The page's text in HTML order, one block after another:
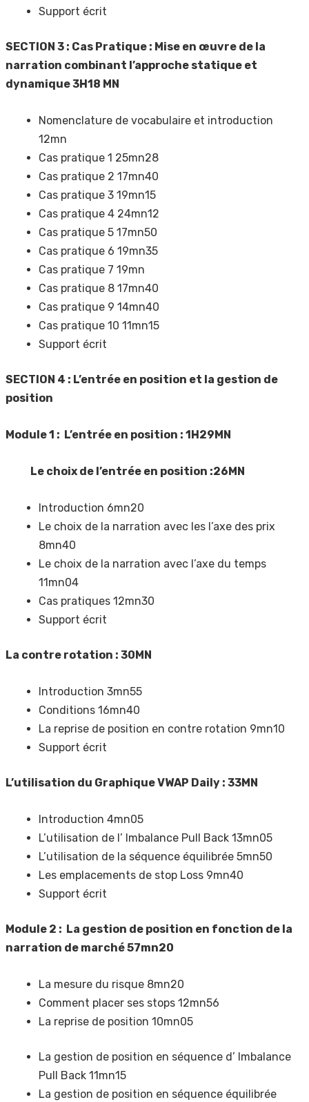
Support écrit
SECTION 3 : Cas Pratique : Mise en œuvre de la
narration combinant l’approche statique et
dynamique 3H18 MN
Nomenclature de vocabulaire et introduction
12mn
Cas pratique 1 25mn28
Cas pratique 2 17mn40
Cas pratique 3 19mn15
Cas pratique 4 24mn12
Cas pratique 5 17mn50
Cas pratique 6 19mn35
Cas pratique 7 19mn
Cas pratique 8 17mn40
Cas pratique 9 14mn40
Cas pratique 10 11mn15
Support écrit
SECTION 4 : L’entrée en position et la gestion de
position
Module 1 : L’entrée en position : 1H29MN
Le choix de l’entrée en position :26MN
Introduction 6mn20
Le choix de la narration avec les l’axe des prix
8mn40
Le choix de la narration avec l’axe du temps
11mn04
Cas pratiques 12mn30
Support écrit
La contre rotation : 30MN
Introduction 3mn55
Conditions 16mn40
La reprise de position en contre rotation 9mn10
Support écrit
L’utilisation du Graphique VWAP Daily : 33MN
Introduction 4mn05
L’utilisation de l’ Imbalance Pull Back 13mn05
L’utilisation de la séquence équilibrée 5mn50
Les emplacements de stop Loss 9mn40
Support écrit
Module 2 : La gestion de position en fonction de la
narration de marché 57mn20
La mesure du risque 8mn20
Comment placer ses stops 12mn56
La reprise de position 10mn05
La gestion de position en séquence d’ Imbalance
Pull Back 11mn15
La gestion de position en séquence équilibrée